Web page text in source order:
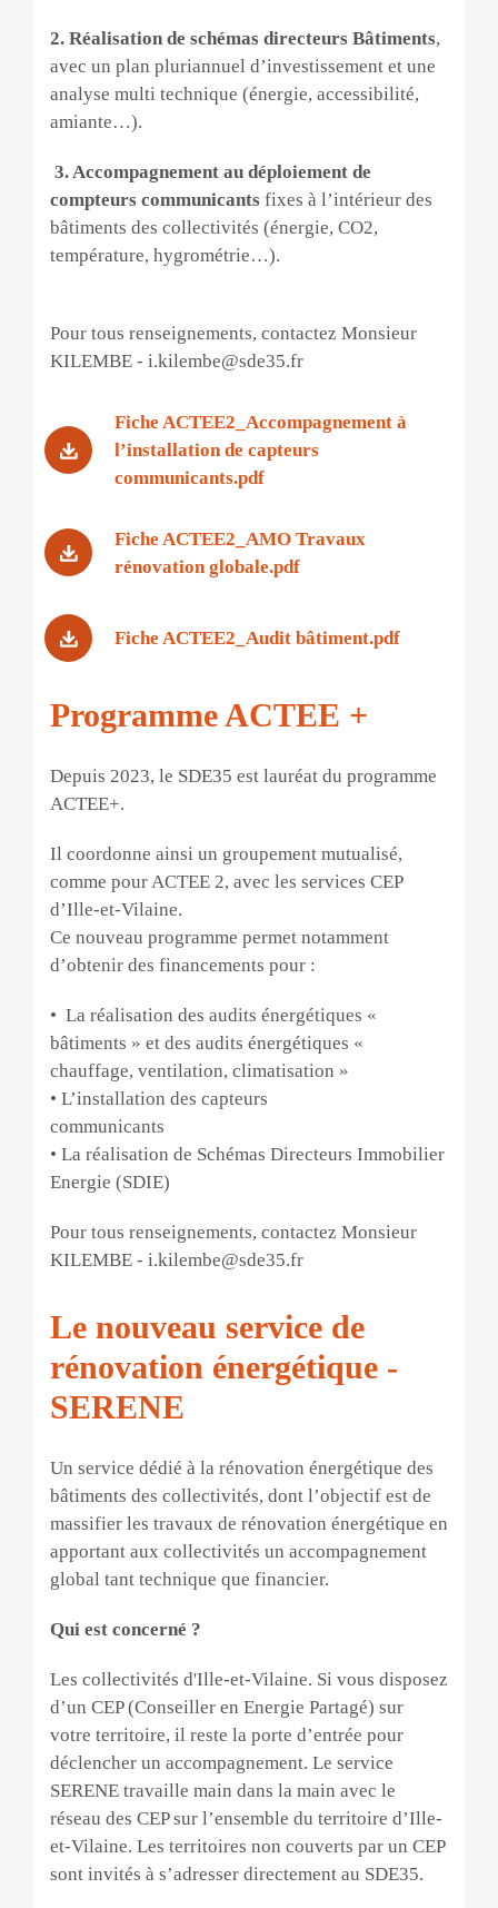
2. Réalisation de schémas directeurs Bâtiments,
avec un plan pluriannuel d’investissement et une
analyse multi technique (énergie, accessibilité,
amiante…).
3. Accompagnement au déploiement de
compteurs communicants fixes à l’intérieur des
bâtiments des collectivités (énergie, CO2,
température, hygrométrie…).
Pour tous renseignements, contactez Monsieur
KILEMBE - i.kilembe@sde35.fr
Fiche ACTEE2_Accompagnement à
l’installation de capteurs
communicants.pdf
Fiche ACTEE2_AMO Travaux
rénovation globale.pdf
Fiche ACTEE2_Audit bâtiment.pdf
Programme ACTEE +
Depuis 2023, le SDE35 est lauréat du programme
ACTEE+.
Il coordonne ainsi un groupement mutualisé,
comme pour ACTEE 2, avec les services CEP
d’Ille-et-Vilaine.
Ce nouveau programme permet notamment
d’obtenir des financements pour :
• La réalisation des audits énergétiques «
bâtiments » et des audits énergétiques «
chauffage, ventilation, climatisation »
• L’installation des capteurs
• La réalisation de Schémas Directeurs Immobilier
Energie (SDIE)
Pour tous renseignements, contactez Monsieur
KILEMBE - i.kilembe@sde35.fr
Le nouveau service de
rénovation énergétique -
SERENE
Un service dédié à la rénovation énergétique des
bâtiments des collectivités, dont l’objectif est de
massifier les travaux de rénovation énergétique en
apportant aux collectivités un accompagnement
global tant technique que financier.
Qui est concerné ?
Les collectivités d'Ille-et-Vilaine. Si vous disposez
d’un CEP (Conseiller en Energie Partagé) sur
votre territoire, il reste la porte d’entrée pour
déclencher un accompagnement. Le service
SERENE travaille main dans la main avec le
réseau des CEP sur l’ensemble du territoire d’Ille-
et-Vilaine. Les territoires non couverts par un CEP
sont invités à s’adresser directement au SDE35.